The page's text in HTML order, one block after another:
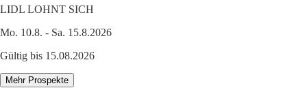
LIDL LOHNT SICH
Mo. 10.8. - Sa. 15.8.2026
Gültig bis 15.08.2026
Mehr Prospekte